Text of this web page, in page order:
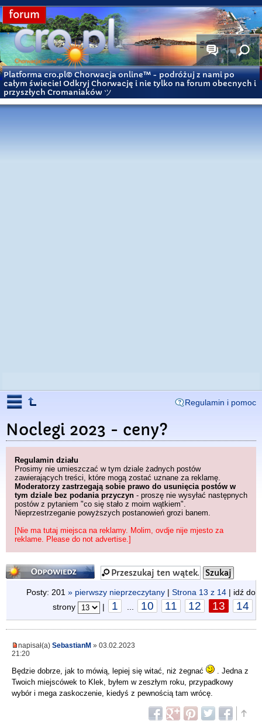
forum
Platforma cro.pl© Chorwacja online™ - podróżuj z nami po
całym świecie! Odkryj Chorwację i nie tylko na forum obecnych i
przyszłych Cromaniaków ツ
Regulamin i pomoc
Noclegi 2023 - ceny?
Regulamin działu
Prosimy nie umieszczać w tym dziale żadnych postów
zawierających treści, które mogą zostać uznane za reklamę.
Moderatorzy zastrzegają sobie prawo do usunięcia postów w
tym dziale bez podania przyczyn - proszę nie wysyłać następnych
postów z pytaniem "co się stało z moim wątkiem".
Nieprzestrzeganie powyższych postanowień grozi banem.
[Nie ma tutaj miejsca na reklamy. Molim, ovdje nije mjesto za
reklame. Please do not advertise.]
Odpowiedz
Posty: 201 » pierwszy nieprzeczytany | Strona 13 z 14 | idź do
strony
| 1 10 11 12 13 14
napisał(a) SebastianM » 03.02.2023
21:20
Będzie dobrze, jak to mówią, lepiej się witać, niż żegnać
. Jedna z
Twoich miejscówek to Klek, byłem w zeszłym roku, przypadkowy
wybór i mega zaskoczenie, kiedyś z pewnością tam wrócę.